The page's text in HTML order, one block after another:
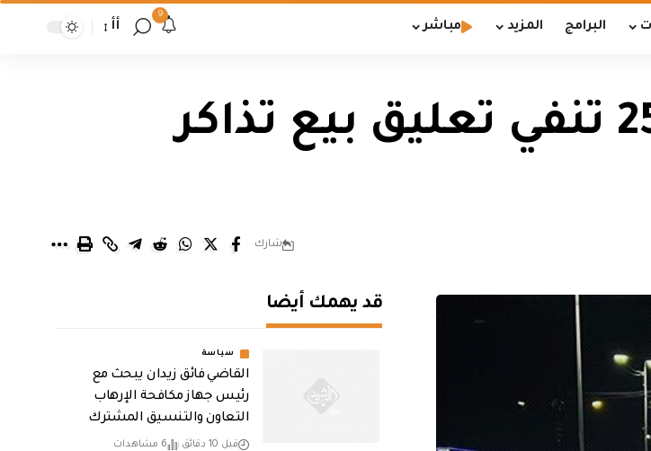
البرامج المزيد مباشر
9
أأ
اللجنة المنظمة لخليجي 25 تنفي تعليق بيع تذاكر
شارك
قد يهمك أيضا
سياسة
القاضي فائق زيدان يبحث مع
رئيس جهاز مكافحة الإرهاب
التعاون والتنسيق المشترك
قبل 10 دقائق 6 مشاهدات